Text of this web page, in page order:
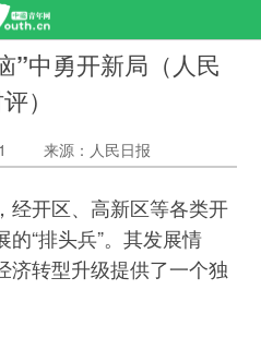
”中勇开新局（人民
）
来源：人民日报
开区、高新区等各类开
“排头兵”。其发展情
济转型升级提供了一个独